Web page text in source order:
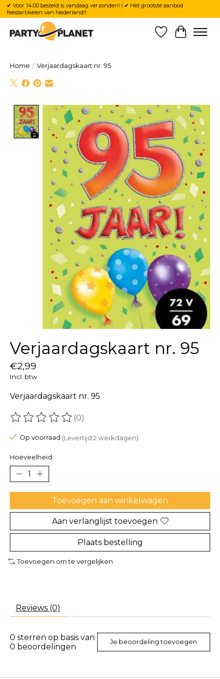
✔ Voor 14:00 besteld is vandaag verzonden! | ✔ Het grootste aanbod
feestartikelen van Nederland!!
Verlanglijst
Home / Verjaardagskaart nr. 95
Product image slideshow Items
Verjaardagskaart nr. 95
€2,99
Incl. btw
Verjaardagskaart nr. 95
De beoordeling van dit product is
(0)
Op voorraad (Levertijd:2 werkdagen)
Hoeveelheid:
Toevoegen aan winkelwagen
Aan verlanglijst toevoegen
Plaats bestelling
Toevoegen om te vergelijken
Reviews (0)
0 sterren op basis van
0 beoordelingen Je beoordeling toevoegen